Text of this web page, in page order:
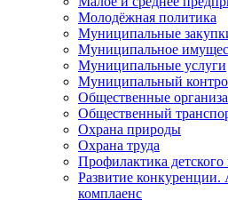
Молодёжная политика
Муниципальные
Муниципальное
Муниципальные услуги
Муниципальный
Общественные
Общественный
Охрана природы
Охрана труда
Профилактика детского
Развитие
комплаенс